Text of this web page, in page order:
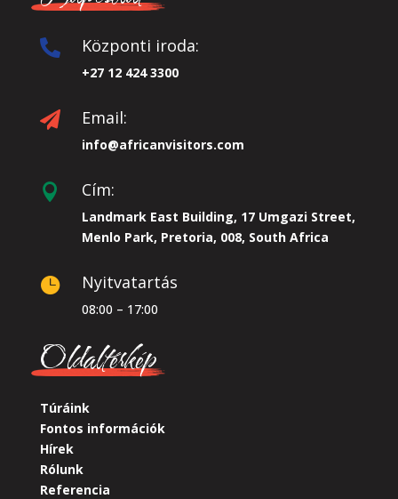
 Központi iroda:
+27 12 424 3300
 Email:
info@africanvisitors.com
 Cím:
Landmark East Building, 17 Umgazi Street,
Menlo Park, Pretoria, 008, South Africa
 Nyitvatartás
08:00 – 17:00
Oldaltérkép
Túráink
Fontos információk
Hírek
Rólunk
Referencia